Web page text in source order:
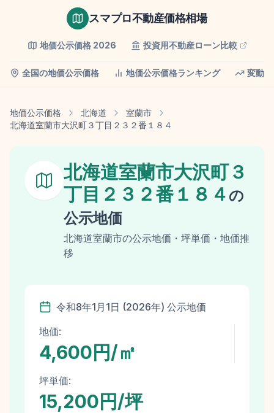
スマプロ不動産価格相場
地価公示価格 2026 投資用不動産ローン比較
全国の地価公示価格 地価公示価格ランキング 変動
地価公示価格 北海道
室蘭市
北海道室蘭市大沢町３丁目２３２番１８４
北海道室蘭市大沢町３
丁目２３２番１８４ の
公示地価
北海道室蘭市の公示地価 ・坪単価・地価推
移
令和8年1月1日 (2026年) 公示地価
地価:
4,600円/㎡
坪単価:
15,200円/坪